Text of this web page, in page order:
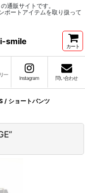
通販サイトです。
ポートアイテムを取り扱って
smile
カート
一
Instagram 問い合わせ
/ ショートパンツ